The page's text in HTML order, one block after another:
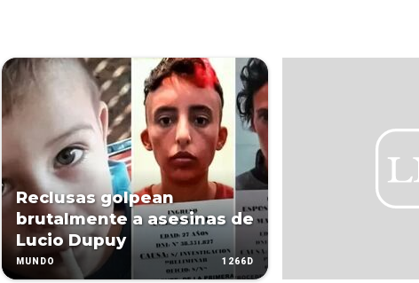
Reclusas golpean
brutalmente a asesinas de
Lucio Dupuy
MUNDO 1266D